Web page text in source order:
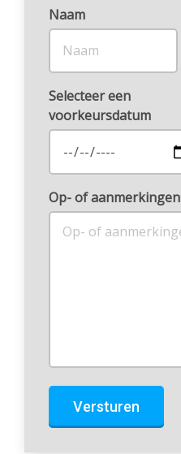
Naam
Selecteer een
voorkeursdatum
Op- of aanmerkingen
Versturen